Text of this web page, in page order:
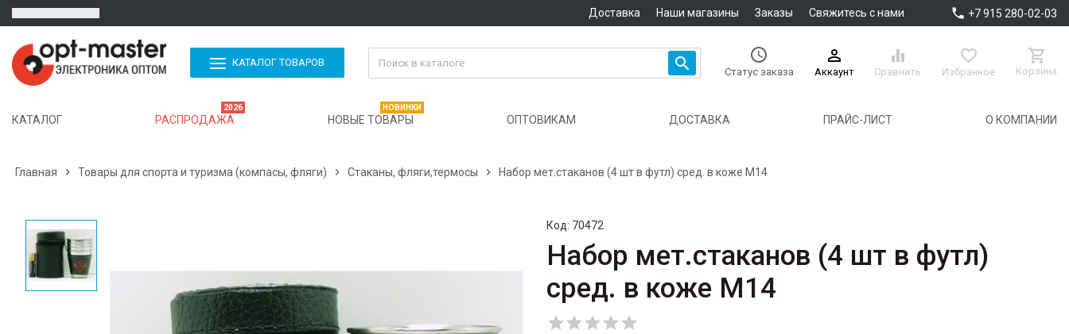
Доставка Наши магазины Заказы Свяжитесь с нами  +7 915 280-02-03
КАТАЛОГ ТОВАРОВ  
Статус заказа

Аккаунт

Сравнить

Избранное

Корзина
КАТАЛОГ РАСПРОДАЖА
2026
НОВЫЕ ТОВАРЫ
НОВИНКИ
ОПТОВИКАМ ДОСТАВКА ПРАЙС-ЛИСТ О КОМПАНИИ
Главная  Товары для спорта и туризма (компасы, фляги)  Стаканы, фляги,термосы  Набор мет.стаканов (4 шт в футл) сред. в коже M14
Код: 70472
Набор мет.стаканов (4 шт в футл)
сред. в коже M14
